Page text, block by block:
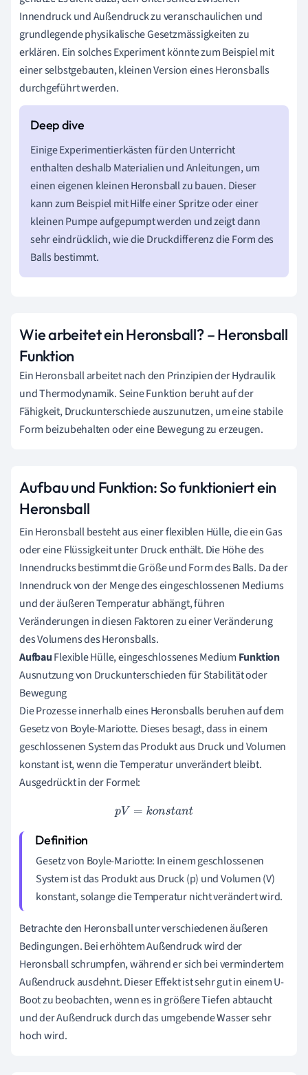
Innendruck und Außendruck zu veranschaulichen und
grundlegende physikalische Gesetzmässigkeiten zu
erklären. Ein solches Experiment könnte zum Beispiel mit
einer selbstgebauten, kleinen Version eines Heronsballs
durchgeführt werden.
Einige Experimentierkästen für den Unterricht
enthalten deshalb Materialien und Anleitungen, um
einen eigenen kleinen Heronsball zu bauen. Dieser
kann zum Beispiel mit Hilfe einer Spritze oder einer
kleinen Pumpe aufgepumpt werden und zeigt dann
sehr eindrücklich, wie die Druckdifferenz die Form des
Balls bestimmt.
Wie arbeitet ein Heronsball? – Heronsball
Funktion
Ein Heronsball arbeitet nach den Prinzipien der Hydraulik
und Thermodynamik. Seine Funktion beruht auf der
Fähigkeit, Druckunterschiede auszunutzen, um eine stabile
Form beizubehalten oder eine Bewegung zu erzeugen.
Aufbau und Funktion: So funktioniert ein
Heronsball
Ein Heronsball besteht aus einer flexiblen Hülle, die ein Gas
oder eine Flüssigkeit unter Druck enthält. Die Höhe des
Innendrucks bestimmt die Größe und Form des Balls. Da der
Innendruck von der Menge des eingeschlossenen Mediums
und der äußeren Temperatur abhängt, führen
Veränderungen in diesen Faktoren zu einer Veränderung
des Volumens des Heronsballs.
AufbauFlexible Hülle, eingeschlossenes Medium Funktion
Ausnutzung von Druckunterschieden für Stabilität oder
Bewegung
Die Prozesse innerhalb eines Heronsballs beruhen auf dem
Gesetz von Boyle-Mariotte. Dieses besagt, dass in einem
geschlossenen System das Produkt aus Druck und Volumen
konstant ist, wenn die Temperatur unverändert bleibt.
Ausgedrückt in der Formel:
p V= konstant
Gesetz von Boyle-Mariotte: In einem geschlossenen
System ist das Produkt aus Druck (p) und Volumen (V)
konstant, solange die Temperatur nicht verändert wird.
Betrachte den Heronsball unter verschiedenen äußeren
Bedingungen. Bei erhöhtem Außendruck wird der
Heronsball schrumpfen, während er sich bei vermindertem
Außendruck ausdehnt. Dieser Effekt ist sehr gut in einem U-
Boot zu beobachten, wenn es in größere Tiefen abtaucht
und der Außendruck durch das umgebende Wasser sehr
hoch wird.